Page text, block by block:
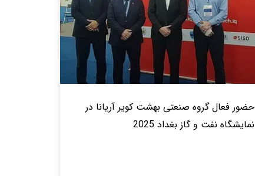
حضور فعال گروه صنعتی بهشت کویر آریانا در
نمایشگاه نفت و گاز بغداد 2025